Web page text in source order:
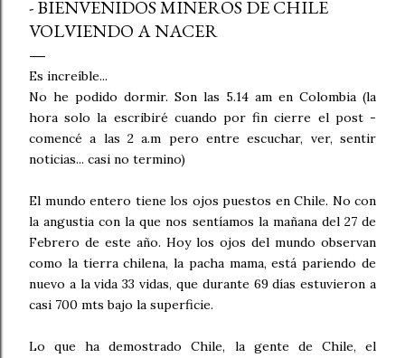
- BIENVENIDOS MINEROS DE CHILE
VOLVIENDO A NACER
Es increíble...
No he podido dormir. Son las 5.14 am en Colombia (la
hora solo la escribiré cuando por fin cierre el post -
comencé a las 2 a.m pero entre escuchar, ver, sentir
noticias... casi no termino)
El mundo entero tiene los ojos puestos en Chile. No con
la angustia con la que nos sentíamos la mañana del 27 de
Febrero de este año. Hoy los ojos del mundo observan
como la tierra chilena, la pacha mama, está pariendo de
nuevo a la vida 33 vidas, que durante 69 días estuvieron a
casi 700 mts bajo la superficie.
Lo que ha demostrado Chile, la gente de Chile, el